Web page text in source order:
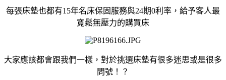
每張床墊也都有15年名床保固服務與24期0利率，給予客人最
寬鬆無壓力的購買床
大家應該都會跟我們一樣，對於挑選床墊有很多迷思或是很多
問號！？